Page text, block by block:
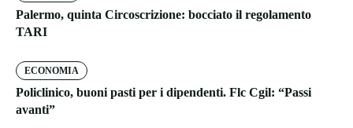
Palermo, quinta Circoscrizione: bocciato il regolamento
TARI
ECONOMIA
Policlinico, buoni pasti per i dipendenti. Flc Cgil: “Passi
avanti”